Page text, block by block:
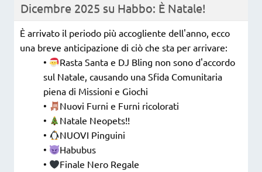
Dicembre 2025 su Habbo: È Natale!
È arrivato il periodo più accogliente dell'anno, ecco
una breve anticipazione di ciò che sta per arrivare:
•
Rasta Santa e DJ Bling non sono d'accordo
sul Natale, causando una Sfida Comunitaria
piena di Missioni e Giochi
•
Nuovi Furni e Furni ricolorati
•
Natale Neopets!!
•
NUOVI Pinguini
•
Habubus
•
Finale Nero Regale